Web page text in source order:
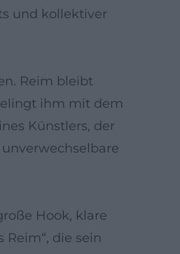
und kollektiver
Reim bleibt
ihm mit dem
Künstlers, der
Hook, klare
die sein